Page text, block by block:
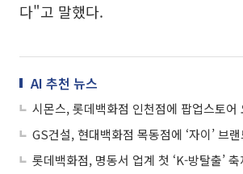
다"고 말했다.
AI 추천 뉴스
시몬스, 롯데백화점 인천점에 팝업스토어
롯데백화점, 명동서 업계 첫 ‘K-방탈출’